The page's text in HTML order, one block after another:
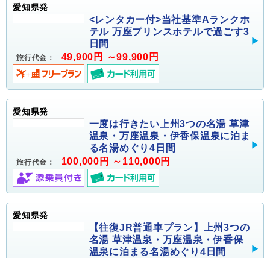
愛知県発
<レンタカー付>当社基準Aランクホ
テル 万座プリンスホテルで過ごす3
日間
旅行代金： 49,900円 ～99,900円
愛知県発
一度は行きたい上州3つの名湯 草津
温泉・万座温泉・伊香保温泉に泊ま
る名湯めぐり4日間
旅行代金： 100,000円 ～110,000円
愛知県発
【往復JR普通車プラン】上州3つの
名湯 草津温泉・万座温泉・伊香保
温泉に泊まる名湯めぐり4日間